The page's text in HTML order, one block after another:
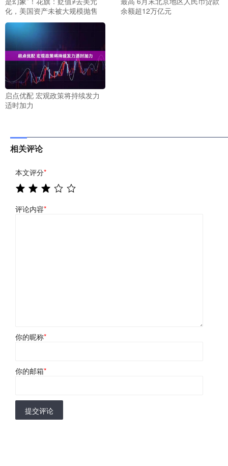
化，美国资产未被大规模抛售
余额超12万亿元
启点优配 宏观政策将持续发力
适时加力
相关评论
本文评分*
评论内容*
你的昵称*
你的邮箱*
提交评论